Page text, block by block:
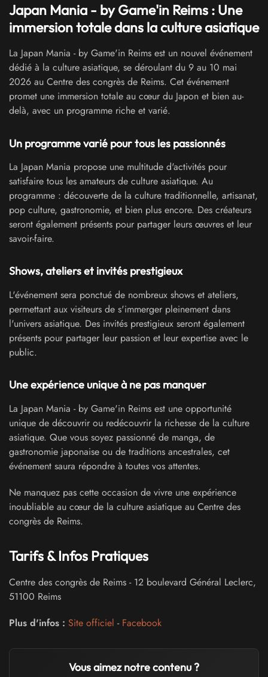
Japan Mania - by Game'in Reims : Une
immersion totale dans la culture asiatique
La Japan Mania - by Game'in Reims est un nouvel événement
dédié à la culture asiatique, se déroulant du 9 au 10 mai
2026 au Centre des congrès de Reims. Cet événement
promet une immersion totale au cœur du Japon et bien au-
delà, avec un programme riche et varié.
Un programme varié pour tous les passionnés
La Japan Mania propose une multitude d'activités pour
satisfaire tous les amateurs de culture asiatique. Au
programme : découverte de la culture traditionnelle, artisanat,
pop culture, gastronomie, et bien plus encore. Des créateurs
seront également présents pour partager leurs œuvres et leur
savoir-faire.
Shows, ateliers et invités prestigieux
L'événement sera ponctué de nombreux shows et ateliers,
permettant aux visiteurs de s'immerger pleinement dans
l'univers asiatique. Des invités prestigieux seront également
présents pour partager leur passion et leur expertise avec le
public.
Une expérience unique à ne pas manquer
La Japan Mania - by Game'in Reims est une opportunité
unique de découvrir ou redécouvrir la richesse de la culture
asiatique. Que vous soyez passionné de manga, de
gastronomie japonaise ou de traditions ancestrales, cet
événement saura répondre à toutes vos attentes.
Ne manquez pas cette occasion de vivre une expérience
inoubliable au cœur de la culture asiatique au Centre des
congrès de Reims.
Tarifs & Infos Pratiques
Centre des congrès de Reims - 12 boulevard Général Leclerc,
51100 Reims
Plus d'infos : Site officiel - Facebook
Vous aimez notre contenu ?